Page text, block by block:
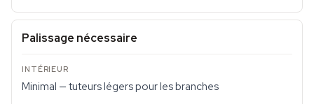
Palissage nécessaire
Minimal — tuteurs légers pour les branches